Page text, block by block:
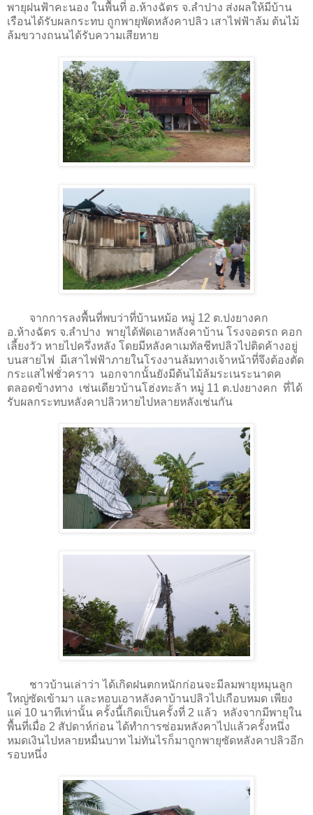
พายุฝนฟ้าคะนอง ในพืันที่ อ.ห้างฉัตร จ.ลำปาง ส่งผลให้มีบ้าน
เรือนได้รับผลกระทบ ถูกพายุพัดหลังคาปลิว เสาไฟฟ้าล้ม ต้นไม้
ล้มขวางถนนได้รับความเสียหาย
จากการลงพื้นที่พบว่าที่บ้านหม้อ หมู่ 12 ต.ปงยางคก
อ.ห้างฉัตร จ.ลำปาง พายุได้พัดเอาหลังคาบ้าน โรงจอดรถ คอก
เลี้ยงวัว หายไปครึ่งหลัง โดยมีหลังคาเมทัลชีทปลิวไปติดค้างอยู่
บนสายไฟ มีเสาไฟฟ้าภายในโรงงานล้มทางเจ้าหน้าที่จึงต้องตัด
กระแสไฟชั่วคราว นอกจากนั้นยังมีต้นไม้ล้มระเนระนาดค
ตลอดข้างทาง เช่นเดียวบ้านโฮ่งทะล้า หมู่ 11 ต.ปงยางคก ที่ได้
รับผลกระทบหลังคาปลิวหายไปหลายหลังเช่นกัน
ชาวบ้านเล่าว่า ได้เกิดฝนตกหนักก่อนจะมีลมพายุหมุนลูก
ใหญ่ซัดเข้ามา และหอบเอาหลังคาบ้านปลิวไปเกือบหมด เพียง
แค่ 10 นาทีเท่านั้น ครั้งนี้เกิดเป็นครั้งที่ 2 แล้ว หลังจากมีพายุใน
พื้นที่เมื่อ 2 สัปดาห์ก่อน ได้ทำการซ่อมหลังคาไปแล้วครั้งหนึ่ง
หมดเงินไปหลายหมื่นบาท ไม่ทันไรก็มาถูกพายุซัดหลังคาปลิวอีก
รอบหนึ่ง